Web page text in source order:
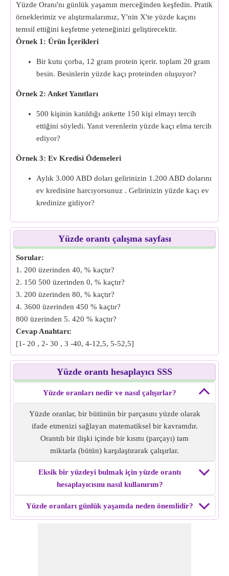
Yüzde Oranı'nı günlük yaşamın merceğinden keşfedin. Pratik
örneklerimiz ve alıştırmalarımız, Y'nin X'te yüzde kaçını
temsil ettiğini keşfetme yeteneğinizi geliştirecektir.
Örnek 1: Ürün İçerikleri
Bir kutu çorba, 12 gram protein içerir. toplam 20 gram
besin. Besinlerin yüzde kaçı proteinden oluşuyor?
Örnek 2: Anket Yanıtları
500 kişinin katıldığı ankette 150 kişi elmayı tercih
ettiğini söyledi. Yanıt verenlerin yüzde kaçı elma tercih
ediyor?
Örnek 3: Ev Kredisi Ödemeleri
Aylık 3.000 ABD doları gelirinizin 1.200 ABD dolarını
ev kredisine harcıyorsunuz . Gelirinizin yüzde kaçı ev
kredinize gidiyor?
Yüzde orantı çalışma sayfası
Sorular:
1. 200 üzerinden 40, % kaçtır?
2. 150 500 üzerinden 0, % kaçtır?
3. 200 üzerinden 80, % kaçtır?
4. 3600 üzerinden 450 % kaçtır?
800 üzerinden 5. 420 % kaçtır?
Cevap Anahtarı:
[1- 20 , 2- 30 , 3 -40, 4-12,5, 5-52,5]
Yüzde orantı hesaplayıcı SSS
Yüzde oranları nedir ve nasıl çalışırlar?
Yüzde oranlar, bir bütünün bir parçasını yüzde olarak
ifade etmenizi sağlayan matematiksel bir kavramdır.
Orantılı bir ilişki içinde bir kısmı (parçayı) tam
miktarla (bütün) karşılaştırarak çalışırlar.
Eksik bir yüzdeyi bulmak için yüzde orantı
hesaplayıcısını nasıl kullanırım?
Yüzde oranları günlük yaşamda neden önemlidir?